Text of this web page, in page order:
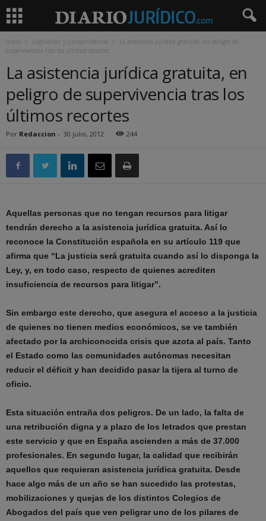
Inicio Legislación y jurisprudencia
La asistencia jurídica gratuita, en peligro de
supervivencia tras los últimos recortes
La asistencia jurídica gratuita, en
peligro de supervivencia tras los
últimos recortes
Por Redaccion - 30 julio, 2012 244
Aquellas personas que no tengan recursos para litigar
tendrán derecho a la asistencia jurídica gratuita. Así lo
reconoce la Constitución española en su artículo 119 que
afirma que “La justicia será gratuita cuando así lo disponga la
Ley, y, en todo caso, respecto de quienes acrediten
insuficiencia de recursos para litigar”.
Sin embargo este derecho, que asegura el acceso a la justicia
de quienes no tienen medios económicos, se ve también
afectado por la archiconocida crisis que azota al país. Tanto
el Estado como las comunidades autónomas necesitan
reducir el déficit y han decidido pasar la tijera al turno de
oficio.
Esta situación entraña dos peligros. De un lado, la falta de
una retribución digna y a plazo de los letrados que prestan
este servicio y que en España ascienden a más de 37.000
profesionales. En segundo lugar, la calidad que recibirán
aquellos que requieran asistencia jurídica gratuita. Desde
hace algo más de un año se han sucedido las protestas,
mobilizaciones y quejas de los distintos Colegios de
Abogados del país que ven peligrar uno de los pilares de